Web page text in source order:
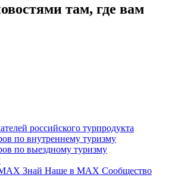
там, где вам
российского турпродукта
по внутреннему туризму
по выездному туризму
Знай Наше в MAX Сообщество